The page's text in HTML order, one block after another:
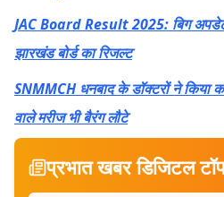
JAC Board Result 2025: बिग
झारखंड बोर्ड का रिजल्ट
SNMMCH धनबाद के डॉक्टरों ने किया
वाले मरीज भी बैरंग लौटे
प्रभात खबर डिजिटल